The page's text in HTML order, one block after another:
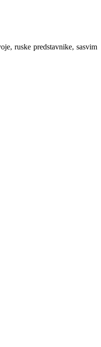
ruske predstavnike, sasvim